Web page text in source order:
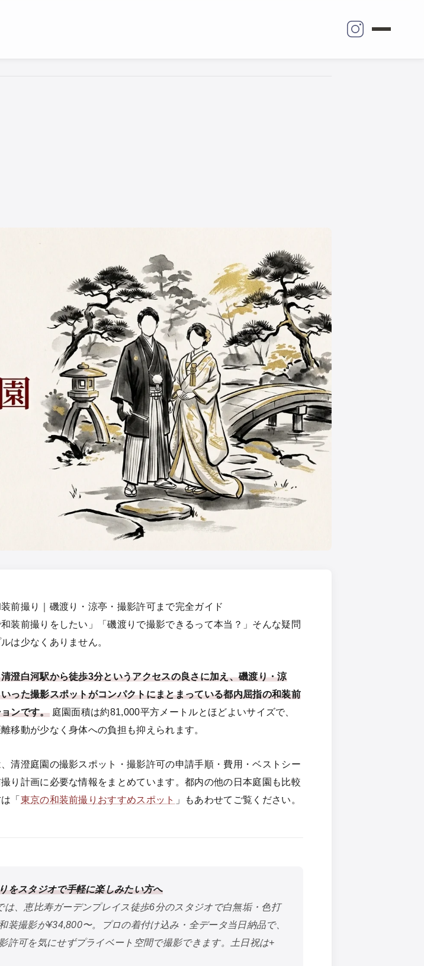
前撮り｜磯渡り・涼亭・撮影許可まで完全ガイド
和装前撮りをしたい」「磯渡りで撮影できるって本当？」そんな疑問
は少なくありません。
澄白河駅から徒歩3分というアクセスの良さに加え、磯渡り・涼
った撮影スポットがコンパクトにまとまっている都内屈指の和装前
ンです。庭園面積は約81,000平方メートルとほどよいサイズで、
移動が少なく身体への負担も抑えられます。
清澄庭園の撮影スポット・撮影許可の申請手順・費用・ベストシー
り計画に必要な情報をまとめています。都内の他の日本庭園も比較
「 東京の和装前撮りおすすめスポット 」もあわせてご覧ください。
をスタジオで手軽に楽しみたい方へ
は、恵比寿ガーデンプレイス徒歩6分のスタジオで白無垢・色打
装撮影が¥34,800〜。プロの着付け込み・全データ当日納品で、
許可を気にせずプライベート空間で撮影できます。土日祝は+